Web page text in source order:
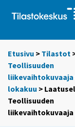
Etusivu > Tilastot
Teollisuuden
liikevaihtokuvaaja
lokakuu >
Teollisuuden
liikevaihtokuvaaja